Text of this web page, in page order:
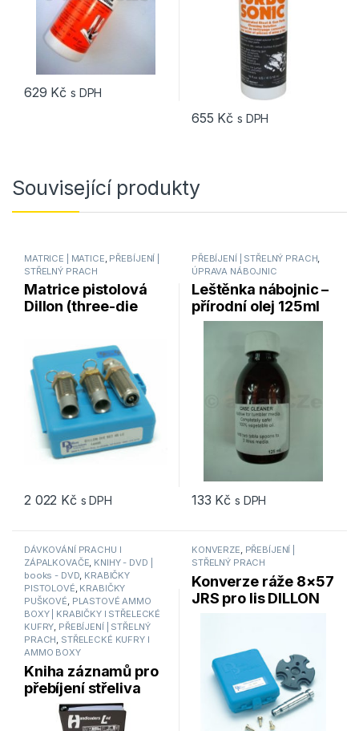
629 Kč s DPH
655 Kč s DPH
Související produkty
MATRICE | MATICE PŘEBÍJENÍ |
STŘELNÝ PRACH
Matrice pistolová
Dillon (three-die
2 022 Kč s DPH
PŘEBÍJENÍ | STŘELNÝ PRACH
ÚPRAVA NÁBOJNIC
Leštěnka nábojnic –
přírodní olej 125ml
133 Kč s DPH
DÁVKOVÁNÍ PRACHU I
ZÁPALKOVAČE, KNIHY - DVD |
books - DVD, KRABIČKY
PISTOLOVÉ, KRABIČKY
PUŠKOVÉ, PLASTOVÉ AMMO
BOXY | KRABIČKY I STŘELECKÉ
KUFRY, PŘEBÍJENÍ | STŘELNÝ
PRACH, STŘELECKÉ KUFRY I
AMMO BOXY
Kniha záznamů pro
přebíjení střeliva
MTM
HANDLOADERS LOG
KONVERZE, PŘEBÍJENÍ |
STŘELNÝ PRACH
Konverze ráže 8×57
JRS pro lis DILLON